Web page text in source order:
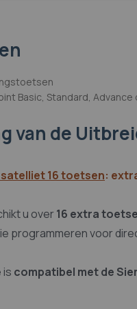
Basic, Standard,
van de
16 toetsen:
u over 16 extra
programmeren voor
is compatibel met de